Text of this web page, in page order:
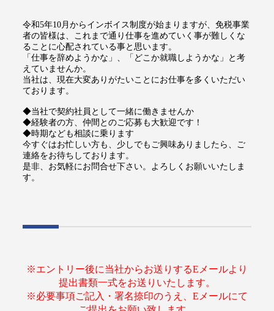
令和5年10月からインボイス制度が始まりますが、免税事業
者の皆様は、これまで通り仕事を進めていく事が難しくな
ることに心配されている事と思います。
「仕事を辞めようかな」、「どこか就職しようかな」と考
えていませんか。
当社は、現在大変ありがたいことにお仕事を多くいただい
ております。
◆当社で契約社員として一緒に働きませんか
◆経験者の方、仲間とのご応募も大歓迎です！
◆時期なども相談に乗ります
今すぐはお忙しい方も、少しでもご興味ありましたら、ご
連絡をお待ちしております。
是非、お気軽にお問合せ下さい。よろしくお願いいたしま
す。
※エントリー後に当社からお送りするEメールより
提出書類一式をお送りいたします。
※必要事項ご記入・署名捺印のうえ、Eメールにて